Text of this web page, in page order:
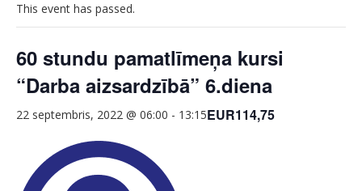
This event has passed.
60 stundu pamatlīmeņa kursi
“Darba aizsardzībā” 6.diena
22 septembris, 2022 @ 06:00 - 13:15EUR114,75